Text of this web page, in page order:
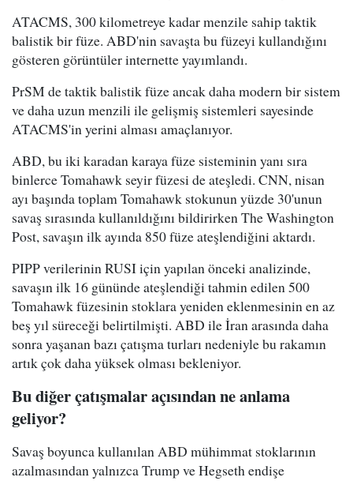
ATACMS, 300 kilometreye kadar menzile sahip taktik
balistik bir füze. ABD'nin savaşta bu füzeyi kullandığını
gösteren görüntüler internette yayımlandı.
PrSM de taktik balistik füze ancak daha modern bir sistem
ve daha uzun menzili ile gelişmiş sistemleri sayesinde
ATACMS'in yerini alması amaçlanıyor.
ABD, bu iki karadan karaya füze sisteminin yanı sıra
binlerce Tomahawk seyir füzesi de ateşledi. CNN, nisan
ayı başında toplam Tomahawk stokunun yüzde 30'unun
savaş sırasında kullanıldığını bildirirken The Washington
Post, savaşın ilk ayında 850 füze ateşlendiğini aktardı.
PIPP verilerinin RUSI için yapılan önceki analizinde,
savaşın ilk 16 gününde ateşlendiği tahmin edilen 500
Tomahawk füzesinin stoklara yeniden eklenmesinin en az
beş yıl süreceği belirtilmişti. ABD ile İran arasında daha
sonra yaşanan bazı çatışma turları nedeniyle bu rakamın
artık çok daha yüksek olması bekleniyor.
Bu diğer çatışmalar açısından ne anlama
geliyor?
Savaş boyunca kullanılan ABD mühimmat stoklarının
azalmasından yalnızca Trump ve Hegseth endişe